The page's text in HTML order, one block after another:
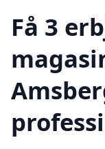
Få 3